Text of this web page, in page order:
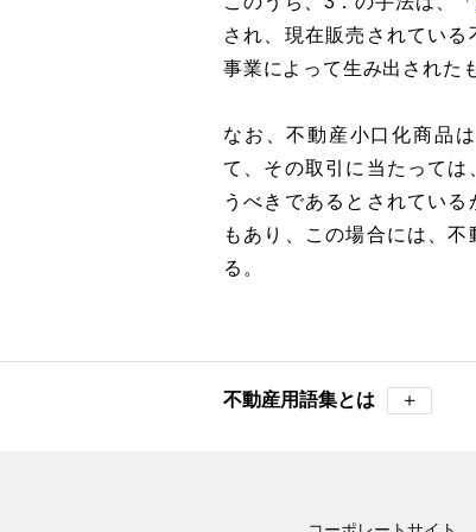
され、現在販売されてい
事業によって生み出された
なお、不動産小口化商品
て、その取引に当たって
うべきであるとされてい
もあり、この場合には、
る。
不動産用語集とは ＋